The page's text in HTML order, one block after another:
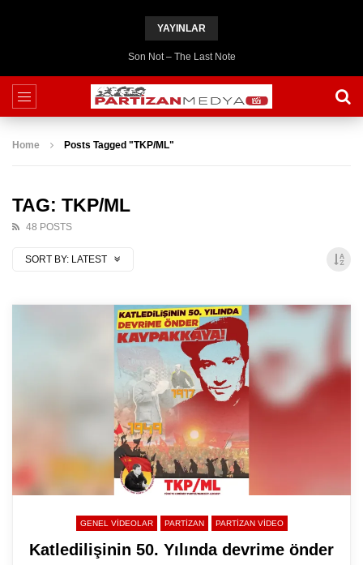
YAYINLAR
Son Not – The Last Note
Home Posts Tagged "TKP/ML"
TAG: TKP/ML
48 POSTS
SORT BY: LATEST
GENEL VIDEOLAR PARTİZAN PARTIZAN VIDEO
Katledilişinin 50. Yılında devrime önder